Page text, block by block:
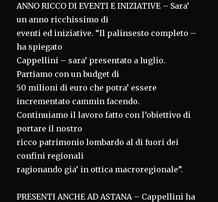
ANNO RICCO DI EVENTI E INIZIATIVE – Sara’
un anno ricchissimo di
eventi ed iniziative. “Il palinsesto completo –
ha spiegato
Cappellini – sara’ presentato a luglio.
Partiamo con un budget di
50 milioni di euro che potra’ essere
incrementato cammin facendo.
Continuiamo il lavoro fatto con l’obiettivo di
portare il nostro
ricco patrimonio lombardo al di fuori dei
confini regionali
ragionando gia’ in ottica macroregionale”.
PRESENTI ANCHE AD ASTANA – Cappellini ha